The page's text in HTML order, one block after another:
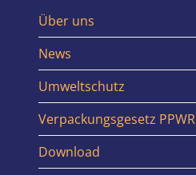
Über uns
News
Umweltschutz
Verpackungsgesetz PPWR
Download